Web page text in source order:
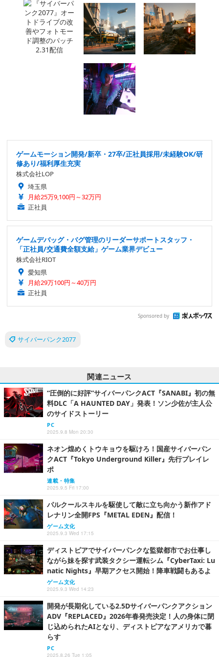
ゲームモーション開発/新卒・27卒/正社員採用/未経験OK/研
修あり/福利厚生充実
株式会社LOP
埼玉県
月給25万9,100円～32万円
正社員
ゲームデバッグ・バグ管理のリーダーサポートスタッフ・
「正社員/交通費全額支給」ゲーム業界デビュー
株式会社RIOT
愛知県
月給29万100円～40万円
正社員
Sponsored by
サイバーパンク2077
関連ニュース
“圧倒的に好評”サイバーパンクACT『SANABI』初の無
料DLC「A HAUNTED DAY」発表！ソン少佐が主人公
のサイドストーリー
PC
2025.9.8 Mon 20:30
ネオン煌めくトウキョウを駆けろ！国産サイバーパン
クACT『Tokyo Underground Killer』先行プレイレ
ポ
連載・特集
2025.9.5 Fri 17:00
パルクールスキルを駆使して敵に立ち向かう新作アド
レナリン全開FPS『METAL EDEN』配信！
ゲーム文化
2025.9.3 Wed 17:15
ディストピアでサイバーパンクな監獄都市でお仕事し
ながら妹を探す武装タクシー運転シム『CyberTaxi: Lu
natic Nights』早期アクセス開始！降車戦闘もあるよ
ゲーム文化
2025.9.3 Wed 14:23
開発が長期化している2.5Dサイバーパンクアクション
ADV『REPLACED』2026年春発売決定！人の身体に閉
じ込められたAIとなり、ディストピアなアメリカで暮
らす
PC
2025.8.26 Tue 1:05